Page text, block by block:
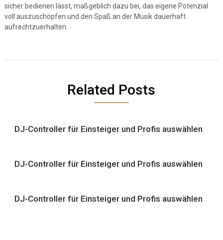
sicher bedienen lässt, maßgeblich dazu bei, das eigene Potenzial
voll auszuschöpfen und den Spaß an der Musik dauerhaft
aufrechtzuerhalten.
Related Posts
DJ-Controller für Einsteiger und Profis auswählen
DJ-Controller für Einsteiger und Profis auswählen
DJ-Controller für Einsteiger und Profis auswählen